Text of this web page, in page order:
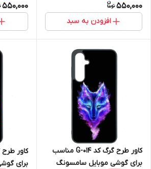
550,000
افزودن به سبد
550,000
کاور طرح گرگ کد G-014 مناسب
برای گوشی موبایل سامسونگ
برای